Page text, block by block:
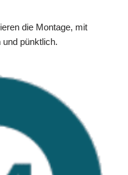
die Montage, mit
pünktlich.